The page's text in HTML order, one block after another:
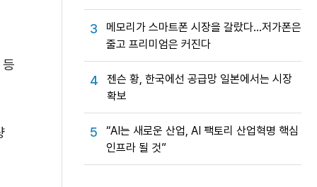
3
메모리가 스마트폰 시장을 갈랐다…저가폰은
줄고 프리미엄은 커진다
4
젠슨 황, 한국에선 공급망 일본에서는 시장
확보
5
“AI는 새로운 산업, AI 팩토리 산업혁명 핵심
인프라 될 것”